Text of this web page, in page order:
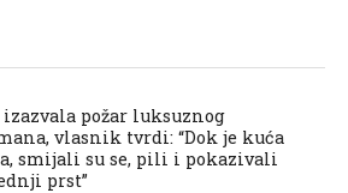
izazvala požar luksuznog
vlasnik tvrdi: “Dok je kuća
smijali su se, pili i pokazivali
prst”